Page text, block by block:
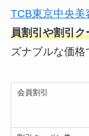
TCB東京中央美
員割引や割引ク
ズナブルな価格
会員割引